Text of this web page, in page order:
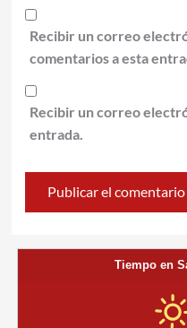
Recibir un correo
comentarios a esta
Recibir un correo
entrada.
Tiempo en